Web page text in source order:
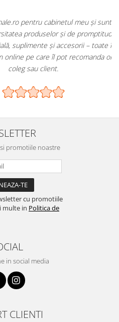
cabinetul meu și sunt foarte
și de promptitudinea
și accesorii – toate într-un
care îl pot recomanda oricărui
sau client.
promotiile noastre
cu promotiile
multe in Politica de
in social media
CLIENTI